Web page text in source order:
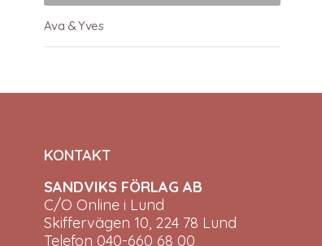
Ava & Yves
KONTAKT
SANDVIKS FÖRLAG AB
C/O Online i Lund
Skiffervägen 10, 224 78 Lund
Telefon 040-660 68 00